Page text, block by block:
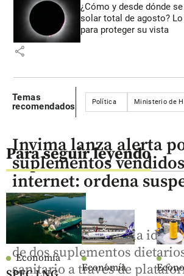
¿Cómo y desde dónde
solar total de agosto?
para proteger su vista
share
Temas
recomendados
Política Ministerio de
Para seguir leyendo
Economía
Economía
Invima lanza alerta
suplementos
internet: ordena
consumo
La autoridad sanitaria
de dos suplementos
sanitario a través de